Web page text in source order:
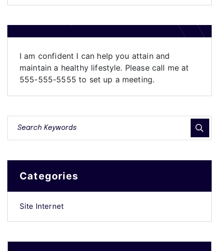
EDITOR
I am confident I can help you attain and
maintain a healthy lifestyle. Please call me at
555-555-5555 to set up a meeting.
Categories
Site Internet